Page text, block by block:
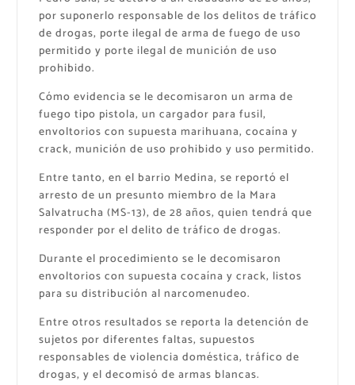
por suponerlo responsable de los delitos de tráfico
de drogas, porte ilegal de arma de fuego de uso
permitido y porte ilegal de munición de uso
prohibido.
Cómo evidencia se le decomisaron un arma de
fuego tipo pistola, un cargador para fusil,
envoltorios con supuesta marihuana, cocaína y
crack, munición de uso prohibido y uso permitido.
Entre tanto, en el barrio Medina, se reportó el
arresto de un presunto miembro de la Mara
Salvatrucha (MS-13), de 28 años, quien tendrá que
responder por el delito de tráfico de drogas.
Durante el procedimiento se le decomisaron
envoltorios con supuesta cocaína y crack, listos
para su distribución al narcomenudeo.
Entre otros resultados se reporta la detención de
sujetos por diferentes faltas, supuestos
responsables de violencia doméstica, tráfico de
drogas, y el decomisó de armas blancas.